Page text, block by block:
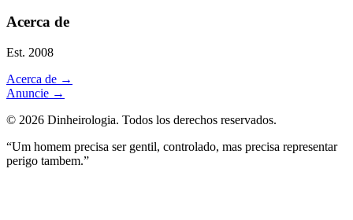
Acerca de
Est. 2008
Acerca de →
Anuncie →
© 2026 Dinheirologia. Todos los derechos reservados.
“Um homem precisa ser gentil, controlado, mas precisa representar
perigo tambem.”